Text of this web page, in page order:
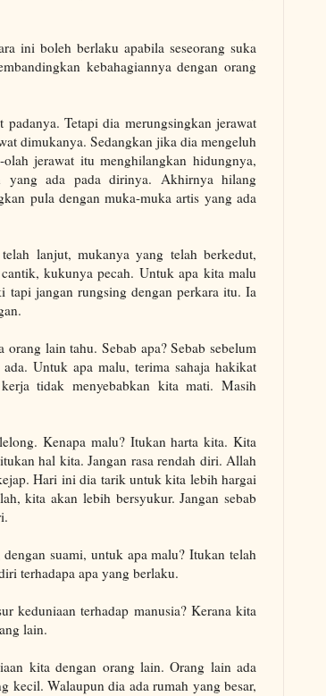
ini boleh berlaku apabila seseorang suka
kebahagiannya dengan orang
Tetapi dia merungsingkan jerawat
dimukanya. Sedangkan jika dia mengeluh
jerawat itu menghilangkan hidungnya,
yang ada pada dirinya. Akhirnya hilang
pula dengan muka-muka artis yang ada
lanjut, mukanya yang telah berkedut,
kukunya pecah. Untuk apa kita malu
tapi jangan rungsing dengan perkara itu. Ia
lain tahu. Sebab apa? Sebab sebelum
Untuk apa malu, terima sahaja hakikat
tidak menyebabkan kita mati. Masih
Kenapa malu? Itukan harta kita. Kita
hal kita. Jangan rasa rendah diri. Allah
Hari ini dia tarik untuk kita lebih hargai
kita akan lebih bersyukur. Jangan sebab
suami, untuk apa malu? Itukan telah
terhadapa apa yang berlaku.
keduniaan terhadap manusia? Kerana kita
lain.
kita dengan orang lain. Orang lain ada
kecil. Walaupun dia ada rumah yang besar,